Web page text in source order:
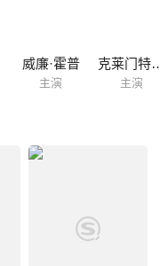
威廉·霍普
主演
克莱门特·
主演